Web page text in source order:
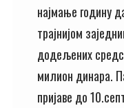
најмање годину
трајнијом
додељених
милион динара.
пријаве до